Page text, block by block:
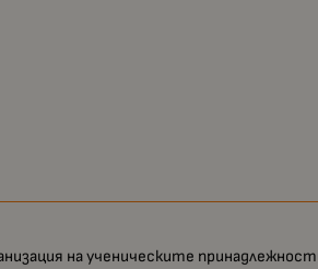
на ученическите